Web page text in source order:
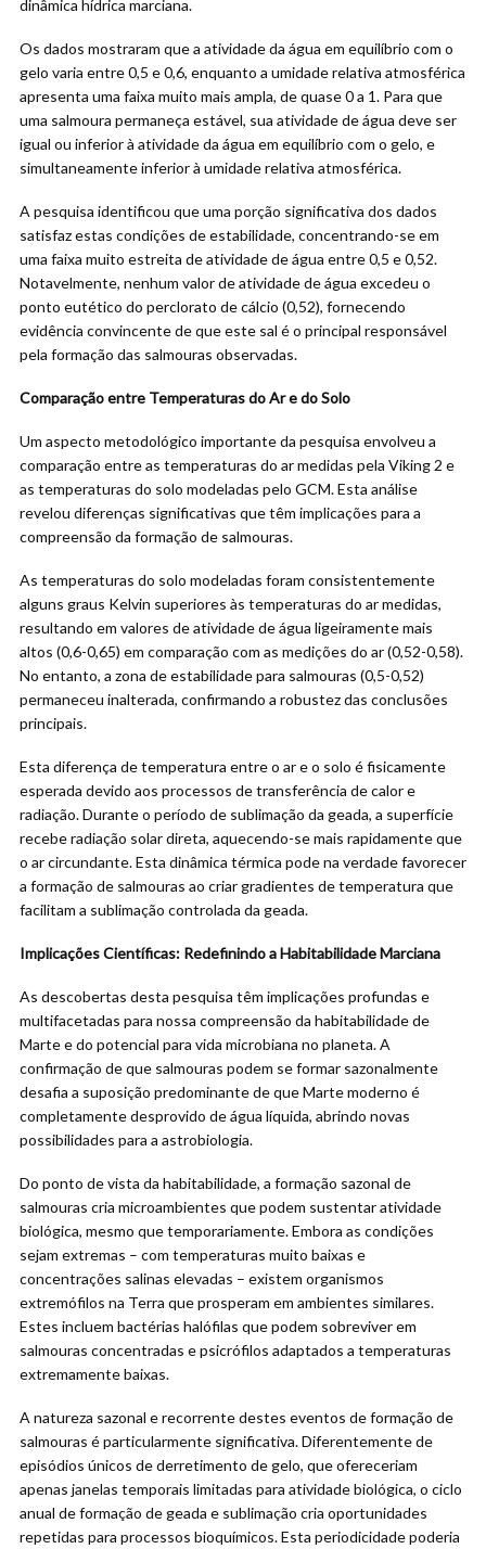
dinâmica hídrica marciana.
Os dados mostraram que a atividade da água em equilíbrio com o
gelo varia entre 0,5 e 0,6, enquanto a umidade relativa atmosférica
apresenta uma faixa muito mais ampla, de quase 0 a 1. Para que
uma salmoura permaneça estável, sua atividade de água deve ser
igual ou inferior à atividade da água em equilíbrio com o gelo, e
simultaneamente inferior à umidade relativa atmosférica.
A pesquisa identificou que uma porção significativa dos dados
satisfaz estas condições de estabilidade, concentrando-se em
uma faixa muito estreita de atividade de água entre 0,5 e 0,52.
Notavelmente, nenhum valor de atividade de água excedeu o
ponto eutético do perclorato de cálcio (0,52), fornecendo
evidência convincente de que este sal é o principal responsável
pela formação das salmouras observadas.
Comparação entre Temperaturas do Ar e do Solo
Um aspecto metodológico importante da pesquisa envolveu a
comparação entre as temperaturas do ar medidas pela Viking 2 e
as temperaturas do solo modeladas pelo GCM. Esta análise
revelou diferenças significativas que têm implicações para a
compreensão da formação de salmouras.
As temperaturas do solo modeladas foram consistentemente
alguns graus Kelvin superiores às temperaturas do ar medidas,
resultando em valores de atividade de água ligeiramente mais
altos (0,6-0,65) em comparação com as medições do ar (0,52-0,58).
No entanto, a zona de estabilidade para salmouras (0,5-0,52)
permaneceu inalterada, confirmando a robustez das conclusões
principais.
Esta diferença de temperatura entre o ar e o solo é fisicamente
esperada devido aos processos de transferência de calor e
radiação. Durante o período de sublimação da geada, a superfície
recebe radiação solar direta, aquecendo-se mais rapidamente que
o ar circundante. Esta dinâmica térmica pode na verdade favorecer
a formação de salmouras ao criar gradientes de temperatura que
facilitam a sublimação controlada da geada.
Implicações Científicas: Redefinindo a Habitabilidade Marciana
As descobertas desta pesquisa têm implicações profundas e
multifacetadas para nossa compreensão da habitabilidade de
Marte e do potencial para vida microbiana no planeta. A
confirmação de que salmouras podem se formar sazonalmente
desafia a suposição predominante de que Marte moderno é
completamente desprovido de água líquida, abrindo novas
possibilidades para a astrobiologia.
Do ponto de vista da habitabilidade, a formação sazonal de
salmouras cria microambientes que podem sustentar atividade
biológica, mesmo que temporariamente. Embora as condições
sejam extremas – com temperaturas muito baixas e
concentrações salinas elevadas – existem organismos
extremófilos na Terra que prosperam em ambientes similares.
Estes incluem bactérias halófilas que podem sobreviver em
salmouras concentradas e psicrófilos adaptados a temperaturas
extremamente baixas.
A natureza sazonal e recorrente destes eventos de formação de
salmouras é particularmente significativa. Diferentemente de
episódios únicos de derretimento de gelo, que ofereceriam
apenas janelas temporais limitadas para atividade biológica, o ciclo
anual de formação de geada e sublimação cria oportunidades
repetidas para processos bioquímicos. Esta periodicidade poderia